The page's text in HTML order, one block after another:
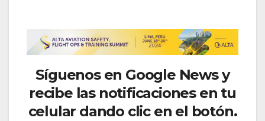
Síguenos en Google News y
recibe las notificaciones en tu
celular dando clic en el botón.